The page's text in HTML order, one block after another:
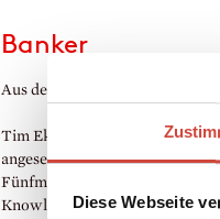
Diese Webseite
Banker
Aus dem Englischen von Malte
Tim Ekaterin,
angesehenen Handelsbank, ist
Fünfmillionenkredit
Knowles den Kauf des